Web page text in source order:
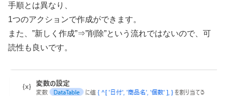
手順とは異なり、
1つのアクションで作成ができます。
また、”新しく作成”⇒”削除”という流れではないので、可
読性も良いです。